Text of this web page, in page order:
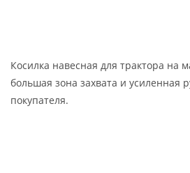
Косилка навесная для трактора на
большая зона захвата и усиленная
покупателя.